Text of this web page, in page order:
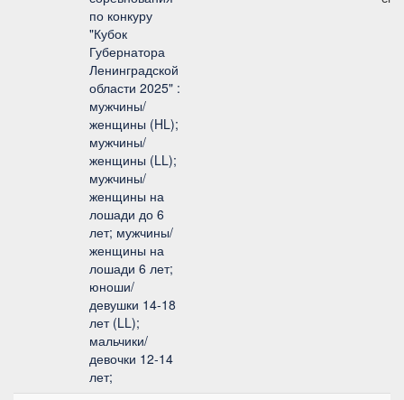
по конкуру
"Кубок
Губернатора
Ленинградской
области 2025" :
мужчины/
женщины (HL);
мужчины/
женщины (LL);
мужчины/
женщины на
лошади до 6
лет; мужчины/
женщины на
лошади 6 лет;
юноши/
девушки 14-18
лет (LL);
мальчики/
девочки 12-14
лет;